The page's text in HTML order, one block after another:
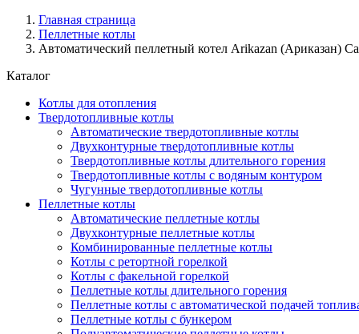
Главная страница
Пеллетные котлы
Автоматический пеллетный котел Arikazan (Ариказан)
Каталог
Котлы для отопления
Твердотопливные котлы
Автоматические твердотопливные котлы
Двухконтурные твердотопливные котлы
Твердотопливные котлы длительного горения
Твердотопливные котлы с водяным контуром
Чугунные твердотопливные котлы
Пеллетные котлы
Автоматические пеллетные котлы
Двухконтурные пеллетные котлы
Комбинированные пеллетные котлы
Котлы с ретортной горелкой
Котлы с факельной горелкой
Пеллетные котлы длительного горения
Пеллетные котлы с автоматической подачей
Пеллетные котлы с бункером